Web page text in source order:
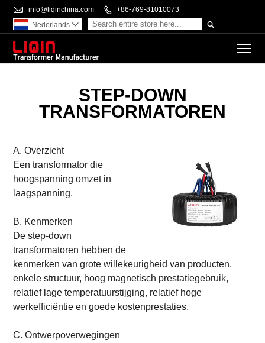
 info@liqinchina.com  +86-769-81010073

Nederlands 
STEP-DOWN
TRANSFORMATOREN
A. Overzicht
Een transformator die
hoogspanning omzet in
laagspanning.
B. Kenmerken
De step-down
transformatoren hebben de
kenmerken van grote willekeurigheid van producten,
enkele structuur, hoog magnetisch prestatiegebruik,
relatief lage temperatuurstijging, relatief hoge
werkefficiëntie en goede kostenprestaties.
C. Ontwerpoverwegingen